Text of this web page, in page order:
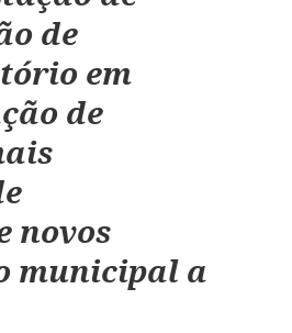
de
em
de
novos
municipal a